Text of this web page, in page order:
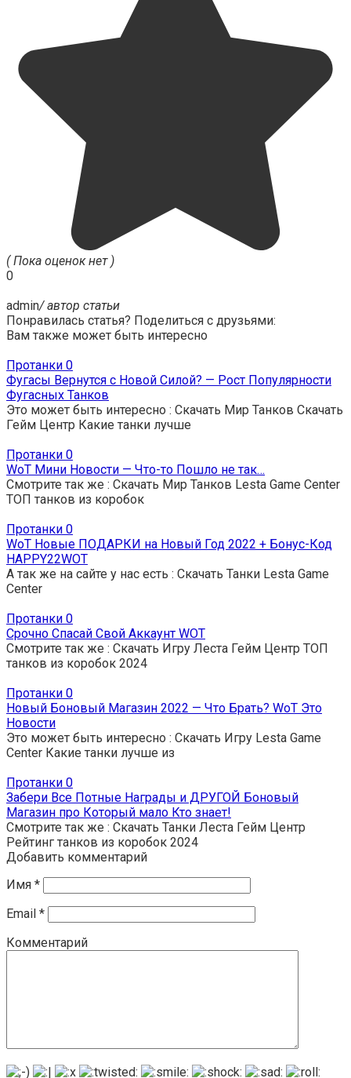
( Пока оценок нет )
0
admin/ автор статьи
Понравилась статья? Поделиться с друзьями:
Вам также может быть интересно
Протанки 0
Фугасы Вернутся с Новой Силой? — Рост Популярности
Фугасных Танков
Это может быть интересно : Скачать Мир Танков Скачать
Гейм Центр Какие танки лучше
Протанки 0
WoT Мини Новости — Что-то Пошло не так…
Смотрите так же : Скачать Мир Танков Lesta Game Center
ТОП танков из коробок
Протанки 0
WoT Новые ПОДАРКИ на Новый Год 2022 + Бонус-Код
HAPPY22WOT
А так же на сайте у нас есть : Скачать Танки Lesta Game
Center
Протанки 0
Срочно Спасай Свой Аккаунт WOT
Смотрите так же : Скачать Игру Леста Гейм Центр ТОП
танков из коробок 2024
Протанки 0
Новый Боновый Магазин 2022 — Что Брать? WoT Это
Новости
Это может быть интересно : Скачать Игру Lesta Game
Center Какие танки лучше из
Протанки 0
Забери Все Потные Награды и ДРУГОЙ Боновый
Магазин про Который мало Кто знает!
Смотрите так же : Скачать Танки Леста Гейм Центр
Рейтинг танков из коробок 2024
Добавить комментарий
Имя *
Email *
Комментарий